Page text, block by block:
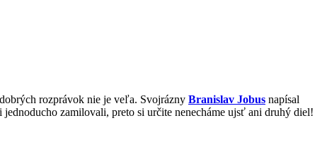
rozprávok nie je veľa. Svojrázny Branislav Jobus napísal
zamilovali, preto si určite nenecháme ujsť ani druhý diel!